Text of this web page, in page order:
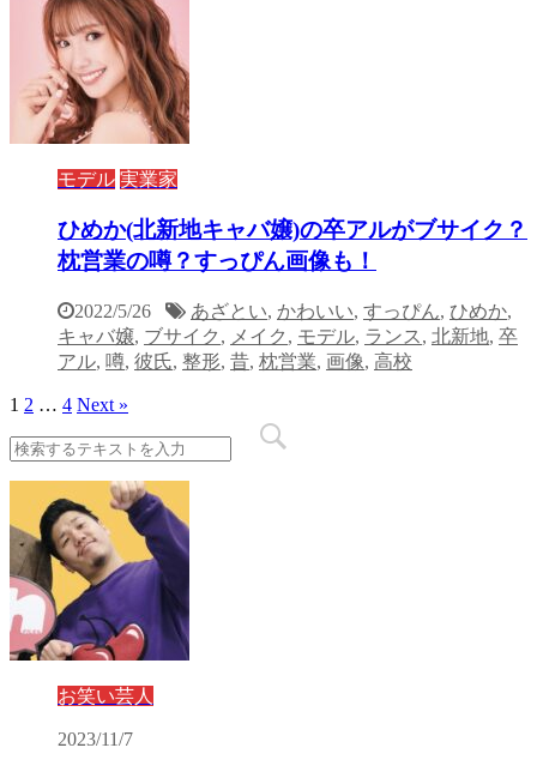
モデル 実業家
ひめか(北新地キャバ嬢)の卒アルがブサイク？
枕営業の噂？すっぴん画像も！
2022/5/26 あざとい, かわいい, すっぴん, ひめか,
キャバ嬢, ブサイク , メイク , モデル, ランス , 北新地, 卒
アル, 噂, 彼氏, 整形, 昔, 枕営業, 画像, 高校
1 2 … 4 Next »
お笑い芸人
2023/11/7